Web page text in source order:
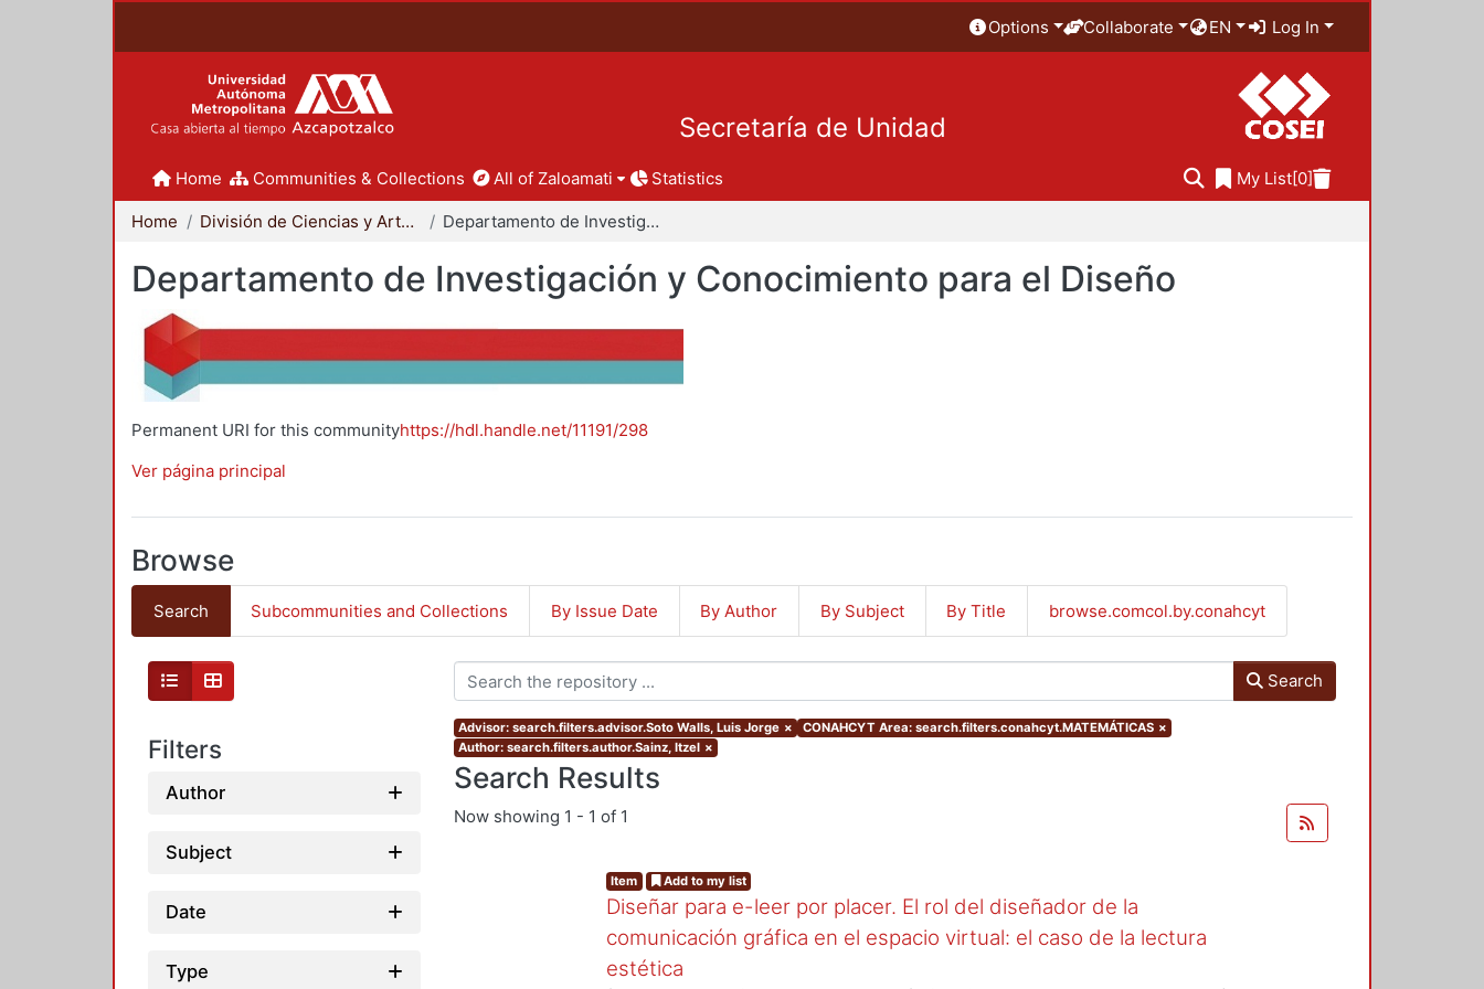
Options Collaborate EN Log In
Secretaría de Unidad
Home Communities & Collections All of Zaloamati Statistics My List[0]
Home División de Ciencias y Artes para el Diseño Departamento de Investigación y Conocimiento para el Diseño
Departamento de Investigación y Conocimiento para el Diseño
Permanent URI for this communityhttps://hdl.handle.net/11191/298
Ver página principal
Browse
Search Subcommunities and Collections By Issue Date By Author By Subject By Title browse.comcol.by.conahcyt
Filters
Author
Subject
Date
Type
Search
Advisor: search.filters.advisor.Soto Walls, Luis Jorge × CONAHCYT Area: search.filters.conahcyt.MATEMÁTICAS ×
Author: search.filters.author.Sainz, Itzel ×
Search Results
Now showing 1 - 1 of 1
Item Add to my list
Diseñar para e-leer por placer. El rol del diseñador de la
comunicación gráfica en el espacio virtual: el caso de la lectura
estética